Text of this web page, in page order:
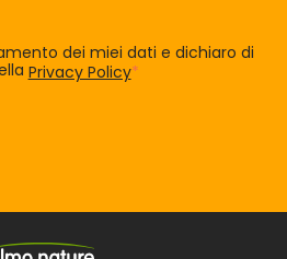
dei miei dati e dichiaro di
Privacy Policy*